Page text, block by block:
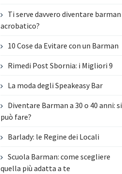
Ti serve davvero diventare barman
acrobatico?
10 Cose da Evitare con un Barman
Rimedi Post Sbornia: i Migliori 9
La moda degli Speakeasy Bar
Diventare Barman a 30 o 40 anni: si
può fare?
Barlady: le Regine dei Locali
Scuola Barman: come scegliere
quella più adatta a te